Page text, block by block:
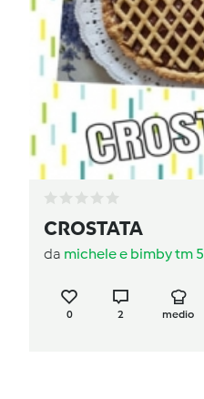
CROSTATA
da michele e bimby tm 5
0 2 medio